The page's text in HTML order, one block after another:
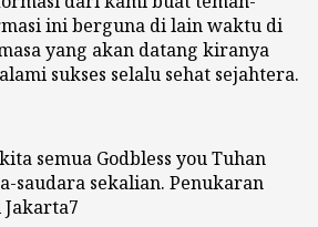
ini berguna di lain waktu di
yang akan datang kiranya
sukses selalu sehat sejahtera.
semua Godbless you Tuhan
saudara sekalian. Penukaran
Jakarta7